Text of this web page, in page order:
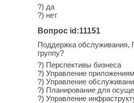
?) да
?) нет
Вопрос id:11151
Поддержка обслуживания,
группу?
?) Перспективы бизнеса
?) Управление
?) Управление
?) Планирование для
?) Управление